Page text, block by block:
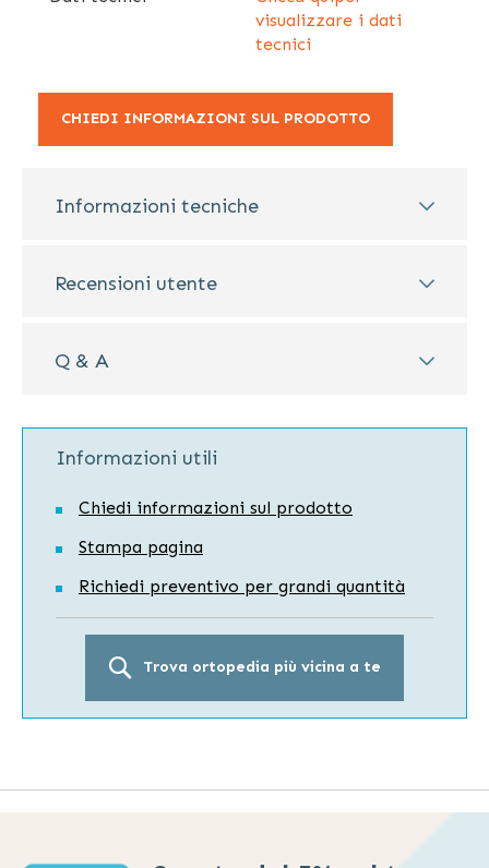
visualizzare i dati
tecnici
CHIEDI INFORMAZIONI SUL PRODOTTO
Informazioni tecniche
Recensioni utente
Q & A
Informazioni utili
Chiedi informazioni sul prodotto
Stampa pagina
Richiedi preventivo per grandi quantità
Trova ortopedia più vicina a te